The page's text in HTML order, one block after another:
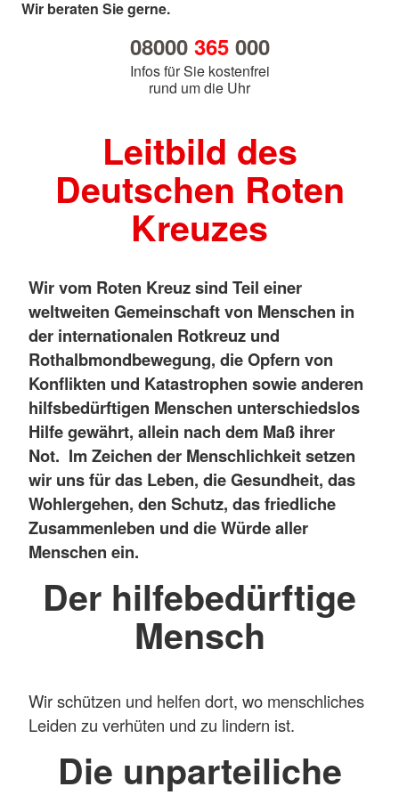
Wir beraten Sie gerne.
08000 365000
Infos für Sie kostenfrei
rund um die Uhr
Leitbild des
Deutschen Roten
Kreuzes
Wir vom Roten Kreuz sind Teil einer
weltweiten Gemeinschaft von Menschen in
der internationalen Rotkreuz und
Rothalbmondbewegung, die Opfern von
Konflikten und Katastrophen sowie anderen
hilfsbedürftigen Menschen unterschiedslos
Hilfe gewährt, allein nach dem Maß ihrer
Not. Im Zeichen der Menschlichkeit setzen
wir uns für das Leben, die Gesundheit, das
Wohlergehen, den Schutz, das friedliche
Zusammenleben und die Würde aller
Menschen ein.
Der hilfebedürftige
Mensch
Wir schützen und helfen dort, wo menschliches
Leiden zu verhüten und zu lindern ist.
Die unparteiliche